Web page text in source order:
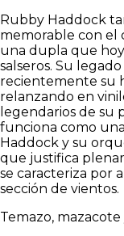
Rubby Haddock
memorable con el
una dupla que
salseros. Su
recientemente su
relanzando en
legendarios de su
funciona como
Haddock y su
que justifica
se caracteriza por
sección de vientos.
Temazo,